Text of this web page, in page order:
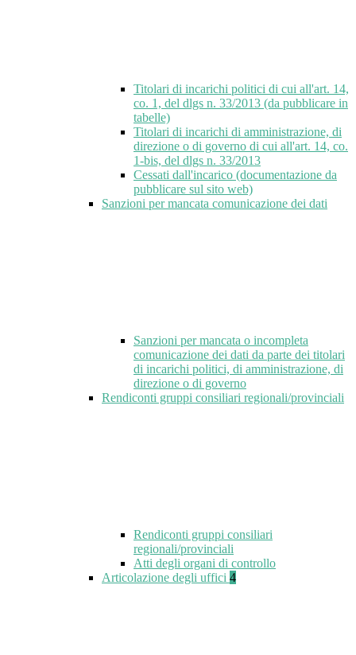
Titolari di incarichi politici di cui all'art. 14,
co. 1, del dlgs n. 33/2013 (da pubblicare in
tabelle)
Titolari di incarichi di amministrazione, di
direzione o di governo di cui all'art. 14, co.
1-bis, del dlgs n. 33/2013
Cessati dall'incarico (documentazione da
pubblicare sul sito web)
Sanzioni per mancata comunicazione dei dati
Sanzioni per mancata o incompleta
comunicazione dei dati da parte dei titolari
di incarichi politici, di amministrazione, di
direzione o di governo
Rendiconti gruppi consiliari regionali/provinciali
Rendiconti gruppi consiliari
regionali/provinciali
Atti degli organi di controllo
Articolazione degli uffici 4